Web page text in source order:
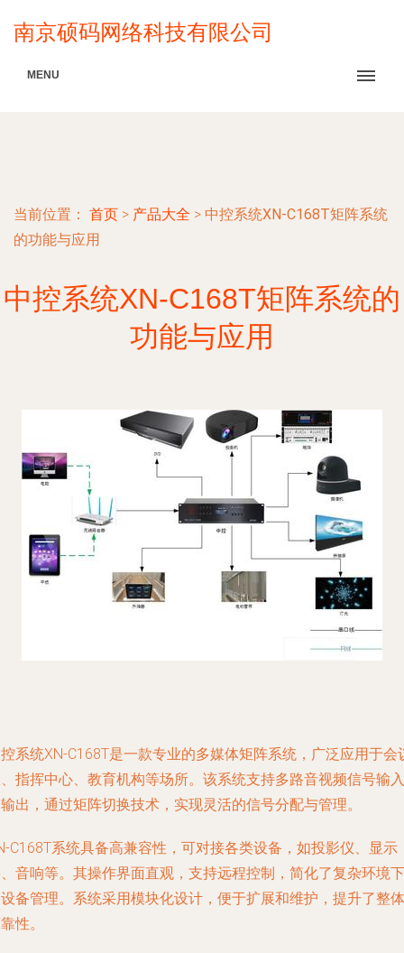
南京硕码网络科技有限公司
MENU
当前位置： 首页 > 产品大全 > 中控系统XN-C168T矩阵系统
的功能与应用
中控系统XN-C168T矩阵系统的
功能与应用
系统XN-C168T是一款专业的多媒体矩阵系统，广泛应用于会
指挥中心、教育机构等场所。该系统支持多路音视频信号输入
出，通过矩阵切换技术，实现灵活的信号分配与管理。
C168T系统具备高兼容性，可对接各类设备，如投影仪、显示
音响等。其操作界面直观，支持远程控制，简化了复杂环境下
备管理。系统采用模块化设计，便于扩展和维护，提升了整体
性。